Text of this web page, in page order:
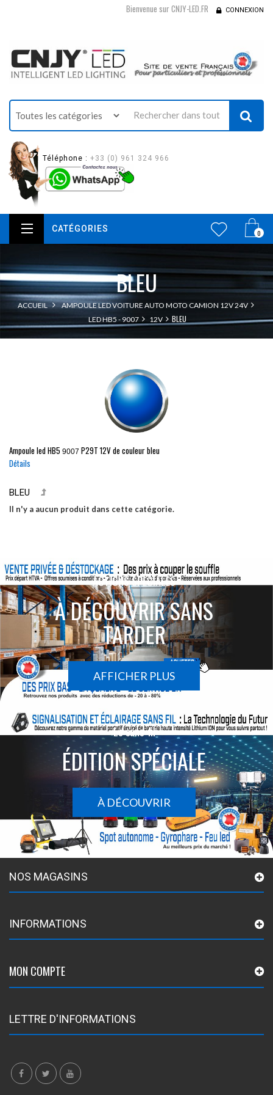
Bienvenue sur CNJY-LED.FR CONNEXION
Téléphone : +33 (0) 961 324 966
0
CATÉGORIES
BLEU
ACCUEIL
AMPOULE LED VOITURE AUTO MOTO CAMION 12V 24V
LED HB5 - 9007
12V BLEU
Ampoule ledHB5 9007 P29T 12V de couleur bleu
Détails
BLEU
Il n'y a aucun produit dans cette catégorie.
ACTIONS SPÉCIALES
À DÉCOUVRIR SANS
TARDER
AFFICHER PLUS
Le sans-fil
ÉDITION SPÉCIALE
À DÉCOUVRIR
NOS MAGASINS
INFORMATIONS
MON COMPTE
LETTRE D'INFORMATIONS